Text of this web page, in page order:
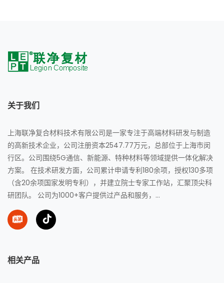
关于我们
上海联净复合材料技术有限公司是一家专注于高端材料研发与制造
的高新技术企业，公司注册资本2547.77万元，总部位于上海市闵
行区。公司围绕5G通信、新能源、特种材料等领域提供一体化解决
方案。 在技术研发方面，公司累计申请专利180余项，授权130多项
（含20余项国家发明专利），并建立院士专家工作站，汇聚顶尖科
研团队。 公司为1000+客户提供过产品和服务，...
相关产品